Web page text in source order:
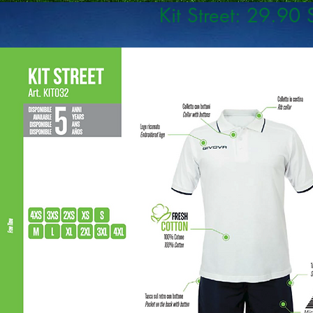
Kit Street: 29.90